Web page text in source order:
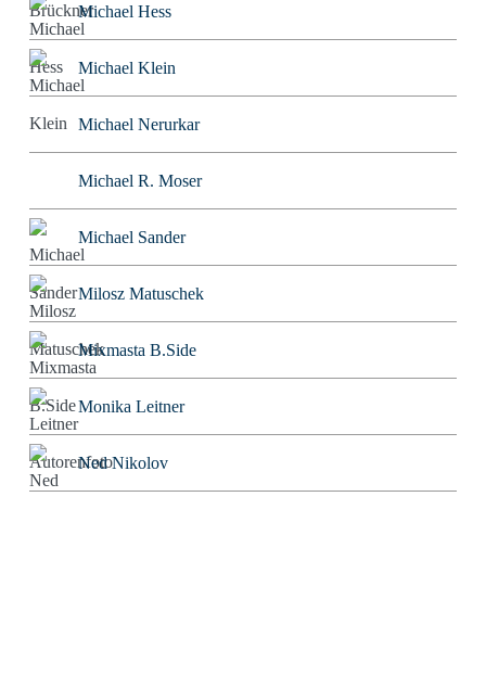
Michael Hess
Michael Klein
Michael Nerurkar
Michael R. Moser
Michael Sander
Milosz Matuschek
Mixmasta B.Side
Monika Leitner
Ned Nikolov